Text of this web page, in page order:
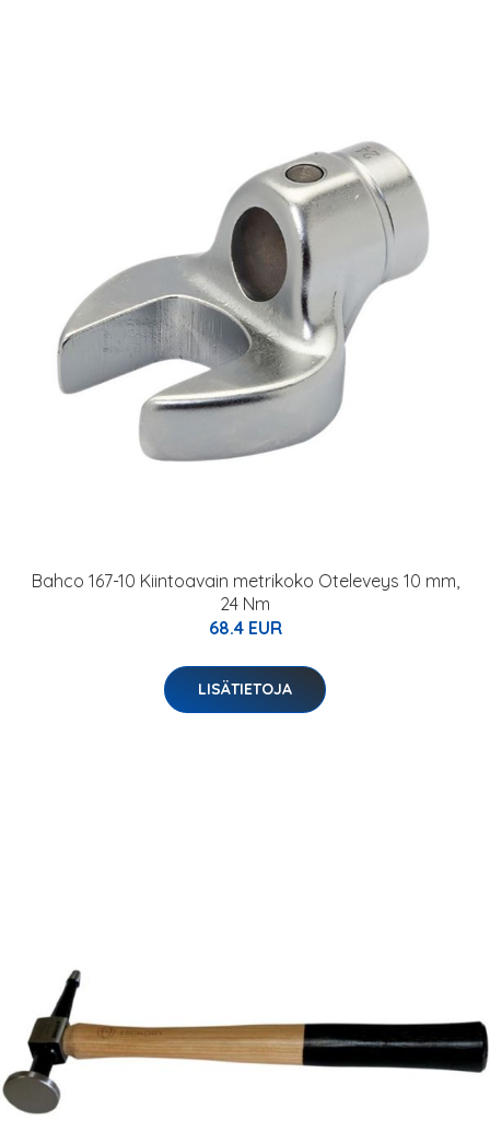
Bahco 167-10 Kiintoavain metrikoko Oteleveys 10 mm,
24 Nm
68.4 EUR
LISÄTIETOJA